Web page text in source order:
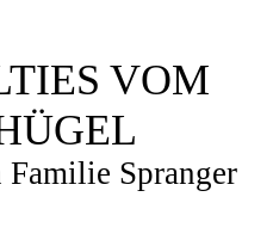
VOM
Spranger